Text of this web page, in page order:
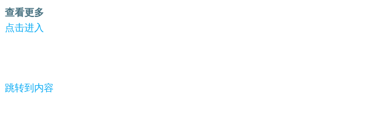
查看更多
点击进入
跳转到内容